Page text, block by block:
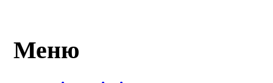
Меню